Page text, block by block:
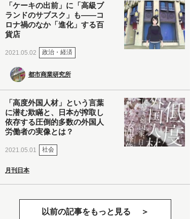
「ケーキの出前」に「高級ブ
ランドのサブスク」も――コ
ロナ禍のなか「進化」する百
貨店
2021.05.02 政治・経済
都市商業研究所
「高度外国人材」という言葉
に潜む欺瞞と、日本が搾取し
依存する圧倒的多数の外国人
労働者の実像とは？
2021.05.01 社会
月刊日本
以前の記事をもっと見る